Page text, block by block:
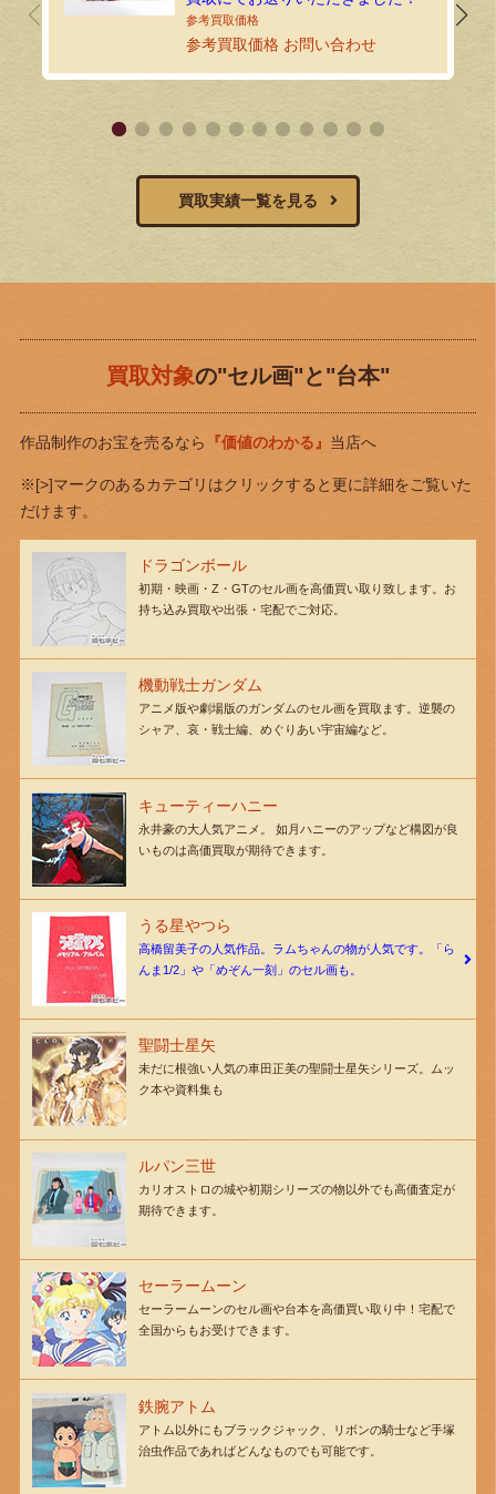
参考買取価格 お問い合わせ
買取実績一覧を見る
買取対象の"セル画"と"台本"
作品制作のお宝を売るなら 『価値のわかる』 当店へ
※[>]マークのあるカテゴリはクリックすると更に詳細をご覧いた
だけます。
ドラゴンボール
初期・映画・Z・GTのセル画を高価買い取り致します。お
持ち込み買取や出張・宅配でご対応。
機動戦士ガンダム
アニメ版や劇場版のガンダムのセル画を買取ます。逆襲の
シャア、哀・戦士編、めぐりあい宇宙編など。
キューティーハニー
永井豪の大人気アニメ。 如月ハニーのアップなど構図が良
いものは高価買取が期待できます。
うる星やつら
高橋留美子の人気作品。ラムちゃんの物が人気です。「ら
んま1/2」や「めぞん一刻」のセル画も。
聖闘士星矢
未だに根強い人気の車田正美の聖闘士星矢シリーズ。ムッ
ク本や資料集も
ルパン三世
カリオストロの城や初期シリーズの物以外でも高価査定が
期待できます。
セーラームーン
セーラームーンのセル画や台本を高価買い取り中！宅配で
全国からもお受けできます。
鉄腕アトム
アトム以外にもブラックジャック、リボンの騎士など手塚
治虫作品であればどんなものでも可能です。